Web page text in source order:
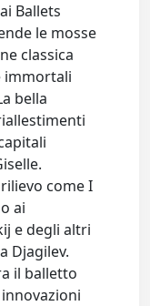
Ballets
le mosse
classica
immortali
bella
come I
ai
e degli altri
Djagilev.
il balletto